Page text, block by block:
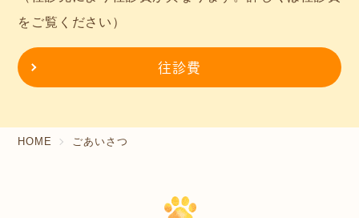
をご覧ください）
往診費
HOME ごあいさつ